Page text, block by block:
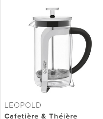
LEOPOLD
Cafetière & Théière